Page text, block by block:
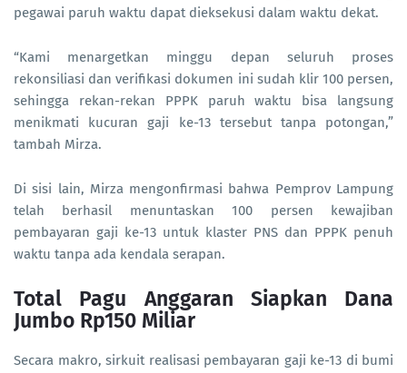
pegawai paruh waktu dapat dieksekusi dalam waktu dekat.
“Kami menargetkan minggu depan seluruh proses
rekonsiliasi dan verifikasi dokumen ini sudah klir 100 persen,
sehingga rekan-rekan PPPK paruh waktu bisa langsung
menikmati kucuran gaji ke-13 tersebut tanpa potongan,”
tambah Mirza.
Di sisi lain, Mirza mengonfirmasi bahwa Pemprov Lampung
telah berhasil menuntaskan 100 persen kewajiban
pembayaran gaji ke-13 untuk klaster PNS dan PPPK penuh
waktu tanpa ada kendala serapan.
Total Pagu Anggaran Siapkan Dana
Jumbo Rp150 Miliar
Secara makro, sirkuit realisasi pembayaran gaji ke-13 di bumi